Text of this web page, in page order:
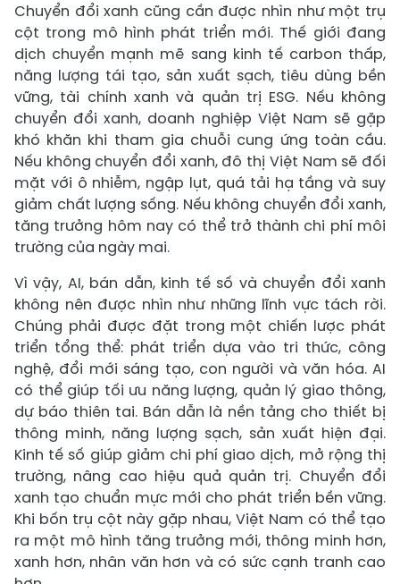
Chuyển đổi xanh cũng cần được nhìn như một trụ
cột trong mô hình phát triển mới. Thế giới đang
dịch chuyển mạnh mẽ sang kinh tế carbon thấp,
năng lượng tái tạo, sản xuất sạch, tiêu dùng bền
vững, tài chính xanh và quản trị ESG. Nếu không
chuyển đổi xanh, doanh nghiệp Việt Nam sẽ gặp
khó khăn khi tham gia chuỗi cung ứng toàn cầu.
Nếu không chuyển đổi xanh, đô thị Việt Nam sẽ đối
mặt với ô nhiễm, ngập lụt, quá tải hạ tầng và suy
giảm chất lượng sống. Nếu không chuyển đổi xanh,
tăng trưởng hôm nay có thể trở thành chi phí môi
trường của ngày mai.
Vì vậy, AI, bán dẫn, kinh tế số và chuyển đổi xanh
không nên được nhìn như những lĩnh vực tách rời.
Chúng phải được đặt trong một chiến lược phát
triển tổng thể: phát triển dựa vào tri thức, công
nghệ, đổi mới sáng tạo, con người và văn hóa. AI
có thể giúp tối ưu năng lượng, quản lý giao thông,
dự báo thiên tai. Bán dẫn là nền tảng cho thiết bị
thông minh, năng lượng sạch, sản xuất hiện đại.
Kinh tế số giúp giảm chi phí giao dịch, mở rộng thị
trường, nâng cao hiệu quả quản trị. Chuyển đổi
xanh tạo chuẩn mực mới cho phát triển bền vững.
Khi bốn trụ cột này gặp nhau, Việt Nam có thể tạo
ra một mô hình tăng trưởng mới, thông minh hơn,
xanh hơn, nhân văn hơn và có sức cạnh tranh cao